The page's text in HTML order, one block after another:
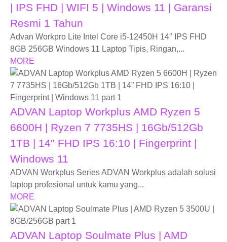
| IPS FHD | WIFI 5 | Windows 11 | Garansi
Resmi 1 Tahun
Advan Workpro Lite Intel Core i5-12450H 14″ IPS FHD
8GB 256GB Windows 11 Laptop Tipis, Ringan,...
MORE
ADVAN Laptop Workplus AMD Ryzen 5
6600H | Ryzen 7 7735HS | 16Gb/512Gb
1TB | 14'' FHD IPS 16:10 | Fingerprint |
Windows 11
ADVAN Workplus Series ADVAN Workplus adalah solusi
laptop profesional untuk kamu yang...
MORE
ADVAN Laptop Soulmate Plus | AMD